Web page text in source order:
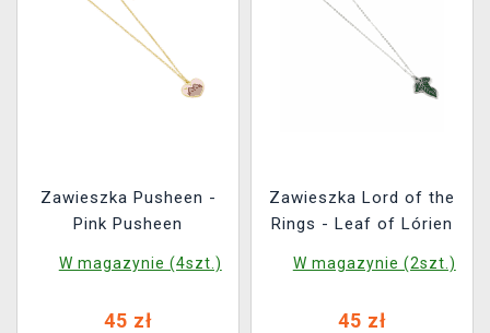
Zawieszka Pusheen -
Pink Pusheen
W magazynie (4szt.)
45 zł
Zawieszka Lord of the
Rings - Leaf of Lórien
W magazynie (2szt.)
45 zł